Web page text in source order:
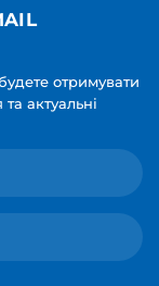
отримувати
актуальні